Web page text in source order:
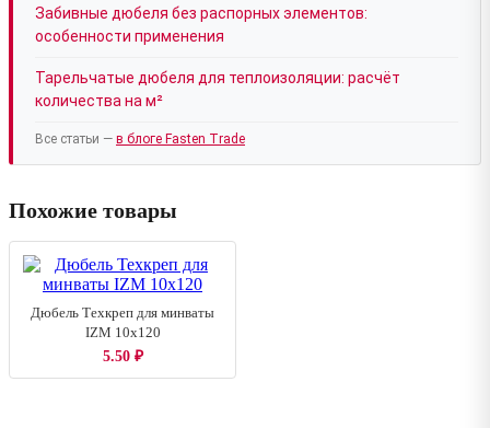
Забивные дюбеля без распорных элементов:
особенности применения
Тарельчатые дюбеля для теплоизоляции: расчёт
количества на м²
Все статьи — в блоге Fasten Trade
Похожие товары
Дюбель Техкреп для минваты
IZM 10х120
5.50 ₽